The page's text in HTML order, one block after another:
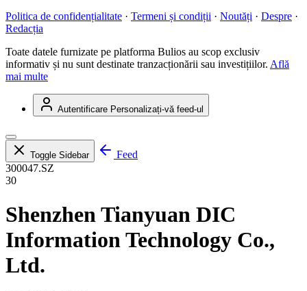
Politica de confidențialitate · Termeni și condiții · Noutăți · Despre ·
Redacția
Toate datele furnizate pe platforma Bulios au scop exclusiv
informativ și nu sunt destinate tranzacționării sau investițiilor. Află
mai multe
Autentificare Personalizați-vă feed-ul
Toggle Sidebar
Feed
300047.SZ
30
Shenzhen Tianyuan DIC
Information Technology Co.,
Ltd.